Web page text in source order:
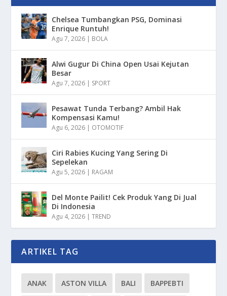
Chelsea Tumbangkan PSG, Dominasi
Enrique Runtuh!
Agu 7, 2026 | BOLA
Alwi Gugur Di China Open Usai Kejutan
Besar
Agu 7, 2026 | SPORT
Pesawat Tunda Terbang? Ambil Hak
Kompensasi Kamu!
Agu 6, 2026 | OTOMOTIF
Ciri Rabies Kucing Yang Sering Di
Sepelekan
Agu 5, 2026 | RAGAM
Del Monte Pailit! Cek Produk Yang Di Jual
Di Indonesia
Agu 4, 2026 |TREND
ARTIKEL TAG
ANAK ASTON VILLA BALI BAPPEBTI